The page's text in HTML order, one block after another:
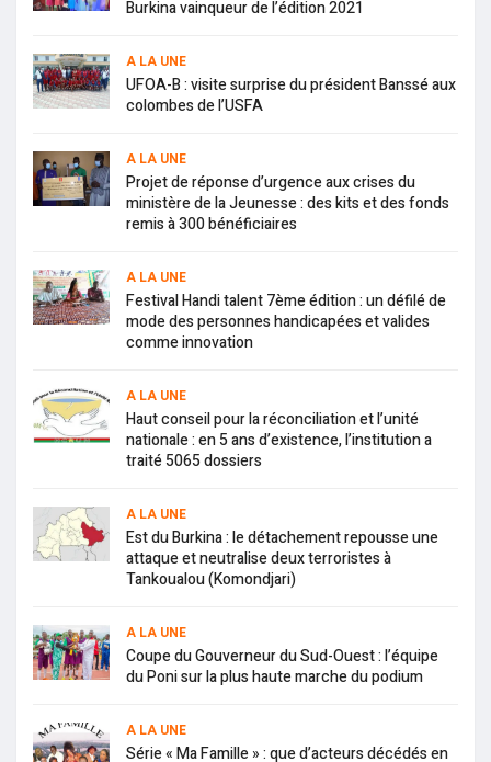
Burkina vainqueur de l’édition 2021
A LA UNE
UFOA-B : visite surprise du président Banssé aux
colombes de l’USFA
A LA UNE
Projet de réponse d’urgence aux crises du
ministère de la Jeunesse : des kits et des fonds
remis à 300 bénéficiaires
A LA UNE
Festival Handi talent 7ème édition : un défilé de
mode des personnes handicapées et valides
comme innovation
A LA UNE
Haut conseil pour la réconciliation et l’unité
nationale : en 5 ans d’existence, l’institution a
traité 5065 dossiers
A LA UNE
Est du Burkina : le détachement repousse une
attaque et neutralise deux terroristes à
Tankoualou (Komondjari)
A LA UNE
Coupe du Gouverneur du Sud-Ouest : l’équipe
du Poni sur la plus haute marche du podium
A LA UNE
Série « Ma Famille » : que d’acteurs décédés en